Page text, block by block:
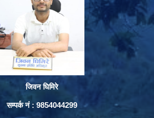
जिवन घिमिरे
सम्पर्क नं : 9854044299